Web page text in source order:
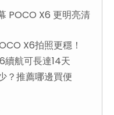
POCO X6 更明亮清
X6拍照更穩！
航可長達14天
？推薦哪邊買便